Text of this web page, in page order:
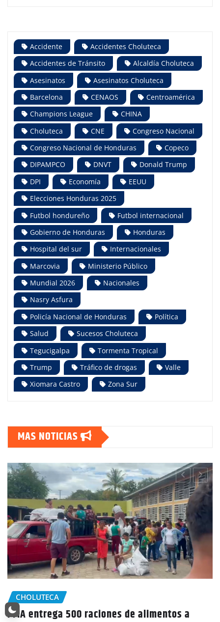
Accidente
Accidentes Choluteca
Accidentes de Tránsito
Alcaldía Choluteca
Asesinatos
Asesinatos Choluteca
Barcelona
CENAOS
Centroamérica
Champions League
CHINA
Choluteca
CNE
Congreso Nacional
Congreso Nacional de Honduras
Copeco
DIPAMPCO
DNVT
Donald Trump
DPI
Economía
EEUU
Elecciones Honduras 2025
Futbol hondureño
Futbol internacional
Gobierno de Honduras
Honduras
Hospital del sur
Internacionales
Marcovia
Ministerio Público
Mundial 2026
Nacionales
Nasry Asfura
Policía Nacional de Honduras
Política
Salud
Sucesos Choluteca
Tegucigalpa
Tormenta Tropical
Trump
Tráfico de drogas
Valle
Xiomara Castro
Zona Sur
MAS NOTICIAS